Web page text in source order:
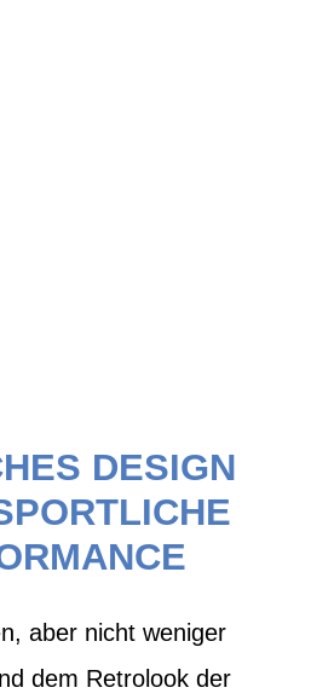
DESIGN
aber nicht weniger
dem Retrolook der